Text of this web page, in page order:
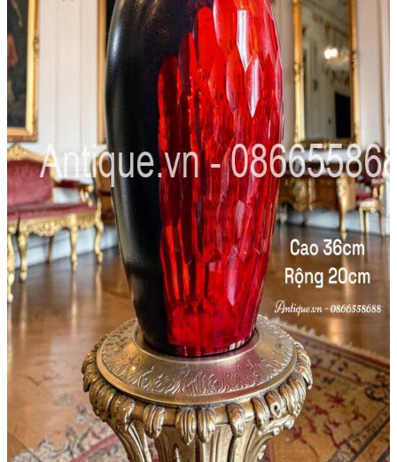
Âu – Bát
Bộ Ấm Chén
Bộ Ly Pha Lê
Lọ Hoa
Đèn Pha Lê
Đèn Tiffani
Đèn 3 Dây
Đèn Bàn
Đèn Cây
Đèn Chùm
Đèn Dầu
Đèn Tường
Đèn Tượng
Chân Đèn
Lam Đèn Dầu
Đồ Đồng
Ấm Chén – Âu Đồng
Bàn Kệ Đồng
Bình Lọ Đồng
Chân Nến
Hộp Trang Sức
Phù Điêu
Thánh Giá
Tượng Đồng
Đồ Đồng Khác